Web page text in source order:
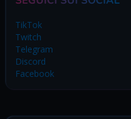
TikTok
Twitch
Telegram
Discord
Facebook